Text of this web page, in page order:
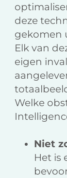
deze
gekomen
Elk van
eigen
Welke
Niet
Het is